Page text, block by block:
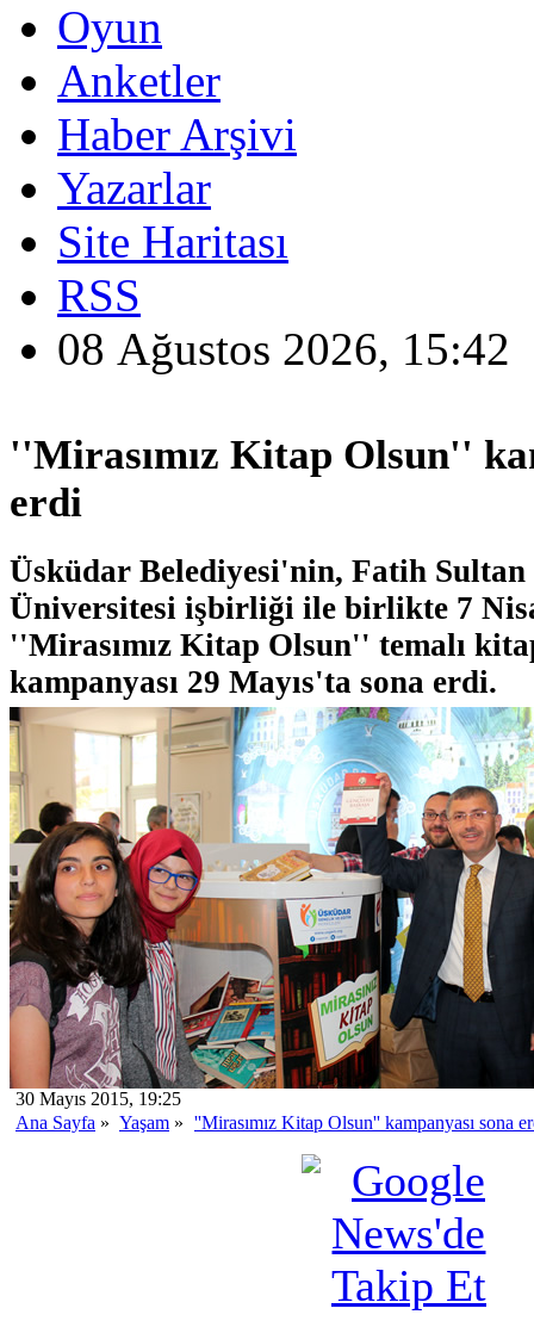
Oyun
Anketler
Haber Arşivi
Yazarlar
Site Haritası
RSS
08 Ağustos 2026, 15:42
''Mirasımız Kitap Olsun''
erdi
Üsküdar Belediyesi'nin, Fatih Sultan
Üniversitesi işbirliği ile birlikte 7
''Mirasımız Kitap Olsun'' temalı
kampanyası 29 Mayıs'ta sona erdi.
30 Mayıs 2015, 19:25
Ana Sayfa » Yaşam » ''Mirasımız Kitap Olsun'' kampanyası sona